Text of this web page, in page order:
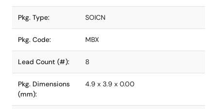
Pkg. Type: SOICN
Pkg. Code: MBX
Lead Count (#): 8
Pkg. Dimensions
(mm):
4.9 x 3.9 x 0.00